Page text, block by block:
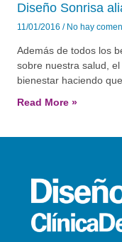
Diseño Sonrisa
11/01/2016 No hay
Además de todos los
sobre nuestra salud,
bienestar haciendo
Read More »